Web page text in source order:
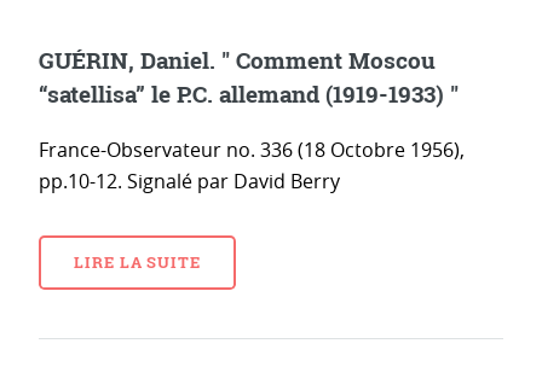
GUÉRIN, Daniel. " Comment Moscou
“satellisa” le P.C. allemand (1919-1933) "
France-Observateur no. 336 (18 Octobre 1956),
pp.10-12. Signalé par David Berry
LIRE LA SUITE